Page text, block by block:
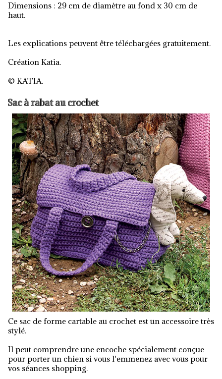
Dimensions : 29 cm de diamètre au fond x 30 cm de
haut.
Les explications peuvent être téléchargées gratuitement.
Création Katia.
© KATIA.
Sac à rabat au crochet
Ce sac de forme cartable au crochet est un accessoire très
stylé.
Il peut comprendre une encoche spécialement conçue
pour porter un chien si vous l'emmenez avec vous pour
vos séances shopping.